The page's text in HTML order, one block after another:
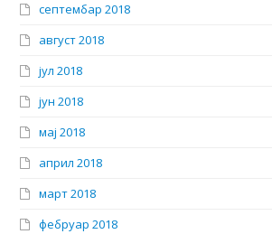
септембар 2018
август 2018
јул 2018
јун 2018
мај 2018
април 2018
март 2018
фебруар 2018